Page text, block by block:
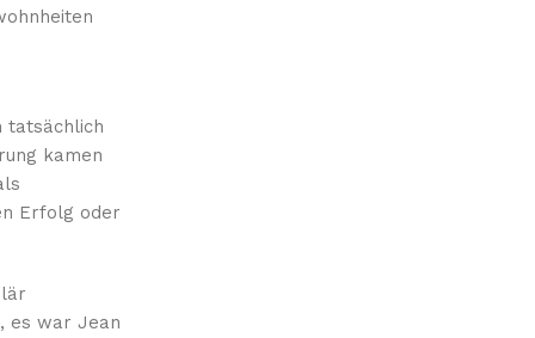
tatsächlich
kamen
Erfolg oder
es war Jean